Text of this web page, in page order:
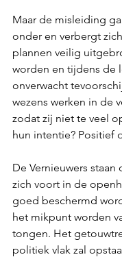
Maar de misleiding
onder en verbergt
plannen veilig
worden en tijdens de
onverwacht
wezens werken in de
zodat zij niet te veel
hun intentie? Positief
De Vernieuwers
zich voort in de
goed beschermd
het mikpunt worden
tongen. Het
politiek vlak zal